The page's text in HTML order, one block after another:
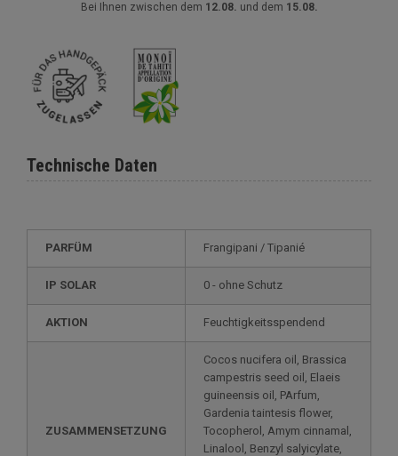
Bei Ihnen zwischen dem 12.08. und dem 15.08.
Technische Daten
PARFÜM Frangipani / Tipanié
IP SOLAR 0 - ohne Schutz
AKTION Feuchtigkeitsspendend
ZUSAMMENSETZUNG
Cocos nucifera oil, Brassica
campestris seed oil, Elaeis
guineensis oil, PArfum,
Gardenia taintesis flower,
Tocopherol, Amym cinnamal,
Linalool, Benzyl salyicylate,